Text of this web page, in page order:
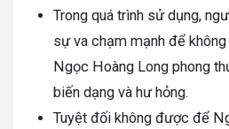
Trong quá trình sử dụng,
sự va chạm mạnh để
Ngọc Hoàng Long phong
biến dạng và hư hỏng.
Tuyệt đối không được để